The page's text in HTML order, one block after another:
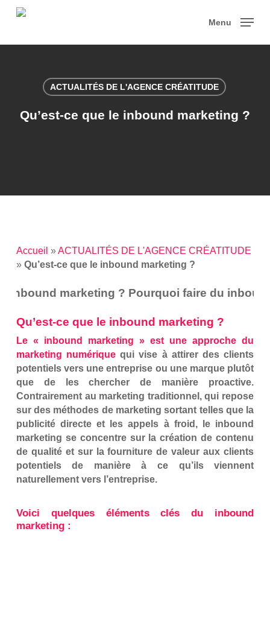
Skip
content
Menu
ACTUALITÉS DE L'AGENCE CRÉATITUDE
Qu’est-ce que le inbound marketing ?
Accueil »ACTUALITÉS DE L'AGENCE CRÉATITUDE
» Qu’est-ce que le inbound marketing ?
inbound marketing ? Pourquoi faire du
Qu’est-ce que le inbound marketing ?
Le « inbound marketing » est une approche du
marketing numérique qui vise à attirer des clients
potentiels vers une entreprise ou une marque plutôt
que de les chercher de manière proactive.
Contrairement au marketing traditionnel, qui repose
sur des méthodes de marketing sortant telles que la
publicité directe et les appels à froid, le inbound
marketing se concentre sur la création de contenu
de qualité et sur la fourniture de valeur aux clients
potentiels de manière à ce qu’ils viennent
naturellement vers l’entreprise.
Voici quelques éléments clés du inbound
marketing :